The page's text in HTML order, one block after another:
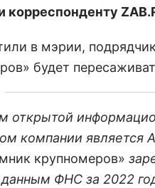
корреспонденту
в мэрии,
будет
открытой
компании является
крупномеров»
ФНС за 2022